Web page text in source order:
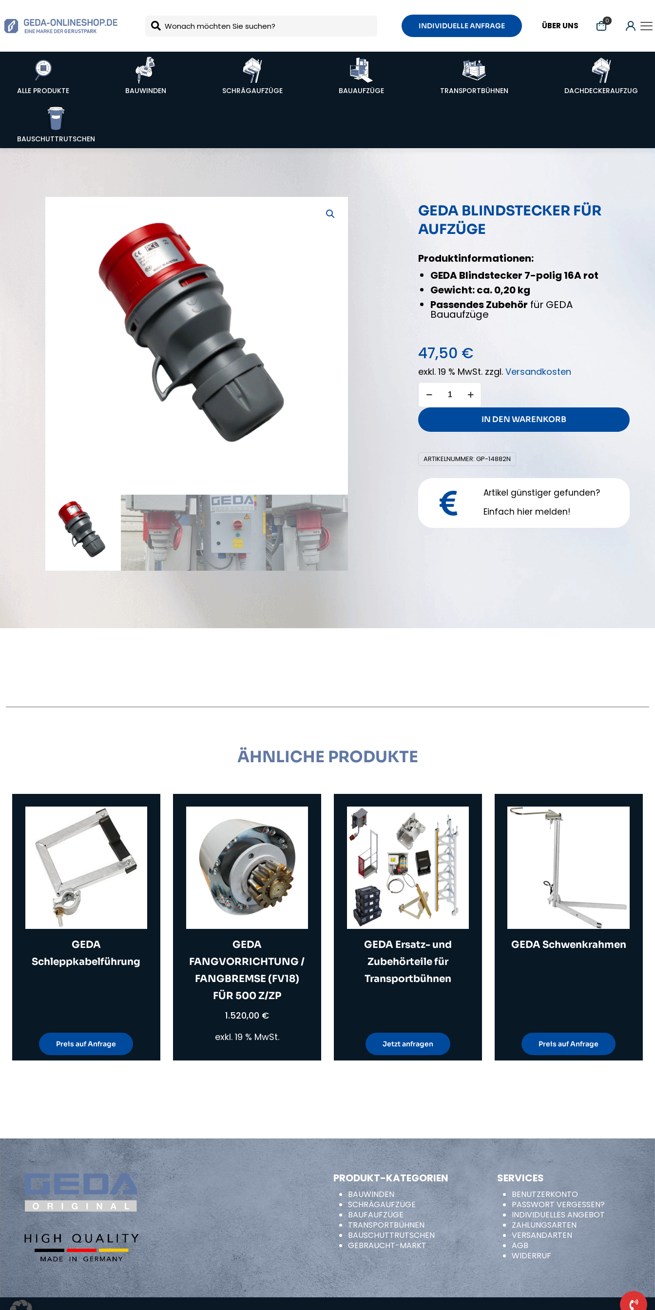
INDIVIDUELLE ANFRAGE ÜBER UNS
0
ALLE PRODUKTE BAUWINDEN SCHRÄGAUFZÜGE BAUAUFZÜGE TRANSPORTBÜHNEN DACHDECKERAUFZUG
BAUSCHUTTRUTSCHEN
GEDA BLINDSTECKER FÜR
AUFZÜGE
Produktinformationen:
GEDA Blindstecker 7-polig 16A rot
Gewicht: ca. 0,20 kg
Passendes Zubehör für GEDA
Bauaufzüge
47,50 €
exkl. 19 % MwSt. zzgl.Versandkosten
BLINDSTECKER
FÜR
AUFZÜGE
IN DEN WARENKORB
ARTIKELNUMMER:GP-14882N
Artikel günstiger gefunden?
Einfach hier melden!
ÄHNLICHE PRODUKTE
GEDA
Schleppkabelführung
Preis auf Anfrage
GEDA
FANGVORRICHTUNG /
FANGBREMSE (FV18)
FÜR 500 Z/ZP
1.520,00 €
exkl. 19 % MwSt.
GEDA Ersatz- und
Zubehörteile für
Transportbühnen
Jetzt anfragen
GEDA Schwenkrahmen
Preis auf Anfrage
PRODUKT-KATEGORIEN
BAUWINDEN
SCHRÄGAUFZÜGE
BAUFAUFZÜGE
TRANSPORTBÜHNEN
BAUSCHUTTRUTSCHEN
GEBRAUCHT-MARKT
SERVICES
BENUTZERKONTO
PASSWORT VERGESSEN?
INDIVIDUELLES ANGEBOT
ZAHLUNGSARTEN
VERSANDARTEN
AGB
WIDERRUF